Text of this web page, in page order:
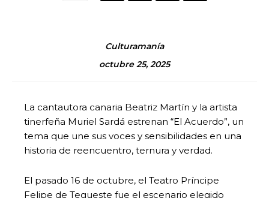
Culturamanía
octubre 25, 2025
La cantautora canaria Beatriz Martín y la artista
tinerfeña Muriel Sardá estrenan “El Acuerdo”, un
tema que une sus voces y sensibilidades en una
historia de reencuentro, ternura y verdad.
El pasado 16 de octubre, el Teatro Príncipe
Felipe de Tegueste fue el escenario elegido